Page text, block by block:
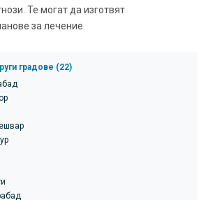
Те могат да изготвят
за лечение.
градове (22)